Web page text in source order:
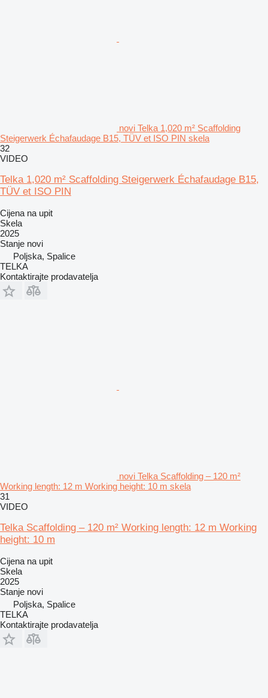
novi Telka 1,020 m² Scaffolding
Steigerwerk Échafaudage B15, TÜV et ISO PIN skela
32
VIDEO
Telka 1,020 m² Scaffolding Steigerwerk Échafaudage B15,
TÜV et ISO PIN
Cijena na upit
Skela
2025
Stanje novi
Poljska, Spalice
TELKA
Kontaktirajte prodavatelja
novi Telka Scaffolding – 120 m²
Working length: 12 m Working height: 10 m skela
31
VIDEO
Telka Scaffolding – 120 m² Working length: 12 m Working
height: 10 m
Cijena na upit
Skela
2025
Stanje novi
Poljska, Spalice
TELKA
Kontaktirajte prodavatelja